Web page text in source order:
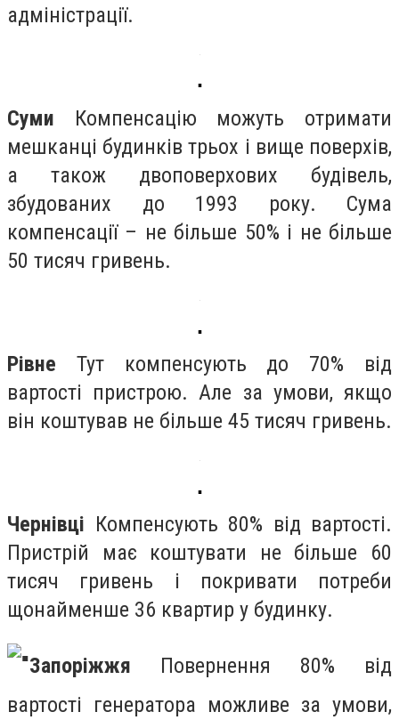
адміністрації.
▪️
Суми Компенсацію можуть отримати
мешканці будинків трьох і вище поверхів,
а також двоповерхових будівель,
збудованих до 1993 року. Сума
компенсації – не більше 50% і не більше
50 тисяч гривень.
▪️
Рівне Тут компенсують до 70% від
вартості пристрою. Але за умови, якщо
він коштував не більше 45 тисяч гривень.
▪️
Чернівці Компенсують 80% від вартості.
Пристрій має коштувати не більше 60
тисяч гривень і покривати потреби
щонайменше 36 квартир у будинку.
Запоріжжя Повернення 80% від
вартості генератора можливе за умови,